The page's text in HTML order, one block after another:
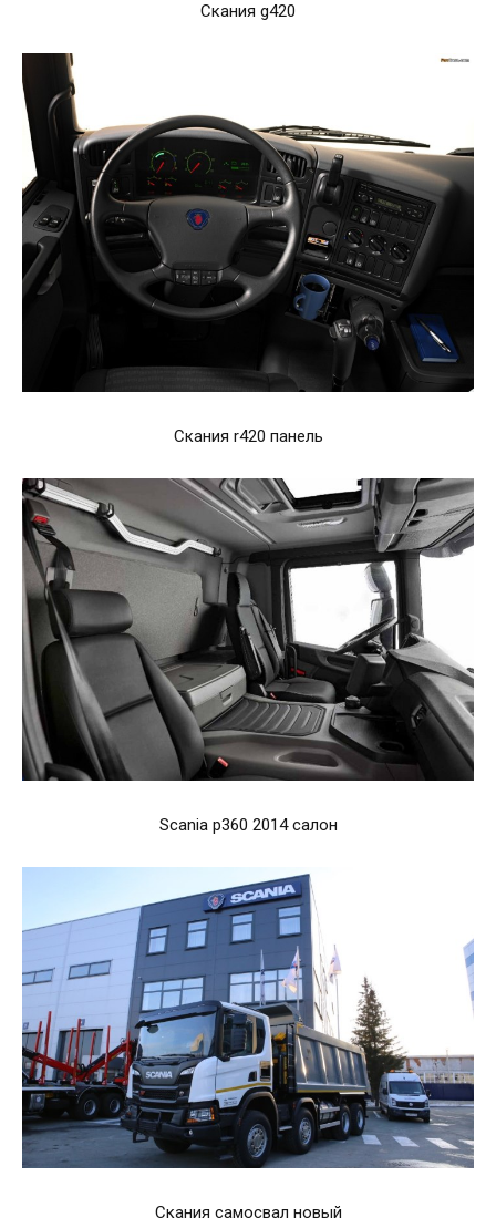
Скания g420
Скания r420 панель
Scania p360 2014 салон
Скания самосвал новый